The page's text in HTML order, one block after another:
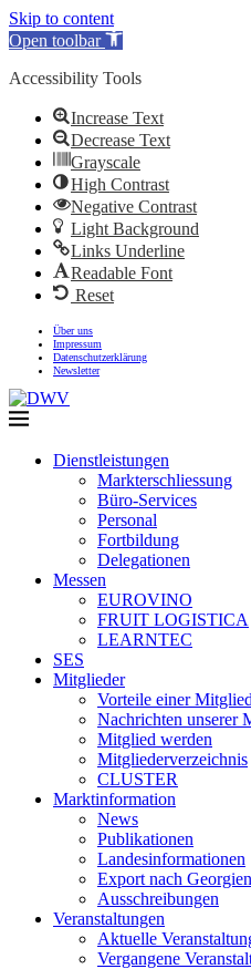
Skip to content
Open toolbar
Accessibility Tools
Increase Text
Decrease Text
Grayscale
High Contrast
Negative Contrast
Light Background
Links Underline
Readable Font
Reset
Über uns
Impressum
Datenschutzerklärung
Newsletter
Dienstleistungen
Markterschliessung
Büro-Services
Personal
Fortbildung
Delegationen
Messen
EUROVINO
FRUIT LOGISTICA
LEARNTEC
SES
Mitglieder
Vorteile einer
Nachrichten unserer
Mitglied werden
Mitgliederverzeichnis
CLUSTER
Marktinformation
News
Publikationen
Landesinformationen
Export nach Georgien
Ausschreibungen
Veranstaltungen
Aktuelle
Vergangene